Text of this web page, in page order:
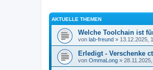
AKTUELLE THEMEN
Welche Toolchain ist
von lab-freund » 13.12.2025,
Erledigt - Verschenke
von OmmaLong »